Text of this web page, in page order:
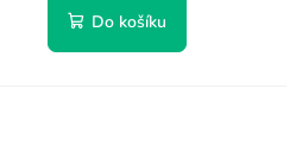
Do košíku